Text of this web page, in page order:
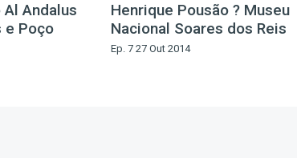
Andalus
e Poço
Henrique Pousão ? Museu
Nacional Soares dos Reis
Ep. 7 27 Out 2014